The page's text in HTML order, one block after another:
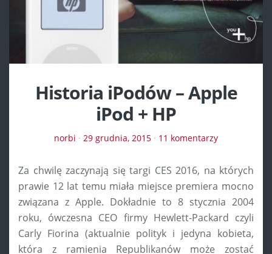
Historia iPodów – Apple
iPod + HP
norbi · 29 grudnia, 2015 · 11 komentarzy
Za chwilę zaczynają się targi CES 2016, na których
prawie 12 lat temu miała miejsce premiera mocno
związana z Apple. Dokładnie to 8 stycznia 2004
roku, ówczesna CEO firmy Hewlett-Packard czyli
Carly Fiorina (aktualnie polityk i jedyna kobieta,
która z ramienia Republikanów może zostać